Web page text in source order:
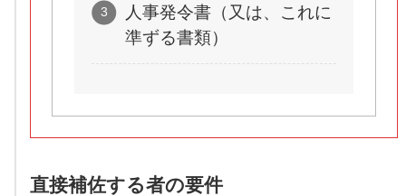
人事発令書（又は、これに
準ずる書類）
直接補佐する者の要件